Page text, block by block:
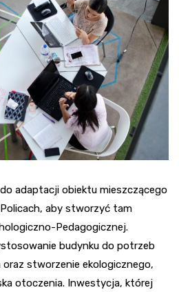
adaptacji obiektu mieszczącego
aby stworzyć tam
Pedagogicznej.
budynku do potrzeb
stworzenie ekologicznego,
otoczenia. Inwestycja, której